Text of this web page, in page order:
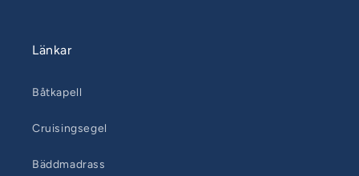
Länkar
Båtkapell
Cruisingsegel
Bäddmadrass